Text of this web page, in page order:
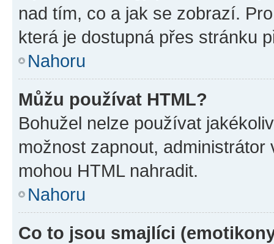
nad tím, co a jak se zobrazí.
která je dostupná přes stránku
Nahoru
Můžu používat HTML?
Bohužel nelze používat
možnost zapnout,
mohou HTML nahradit.
Nahoru
Co to jsou smajlíci